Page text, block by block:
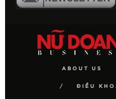
ABOUT US
ĐIỀU